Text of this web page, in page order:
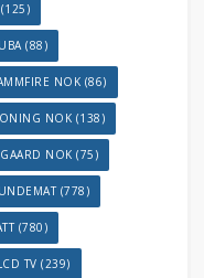
(125)
(88)
NOK (86)
NOK (138)
NOK (75)
(778)
(780)
TV (239)